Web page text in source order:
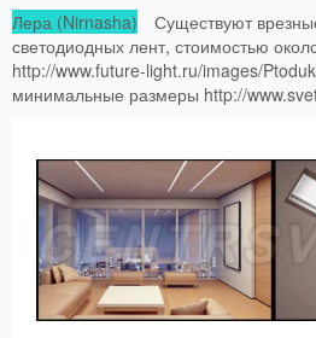
Лера (Nirnasha) Существуют
светодиодных лент, стоимостью
http://www.future-light.ru/images/
минимальные размеры http://